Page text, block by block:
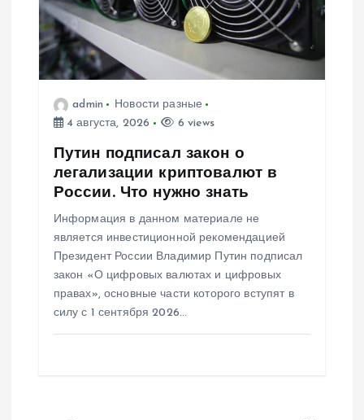
admin
Новости разные
4 августа, 2026
6 views
Путин подписал закон о
легализации криптовалют в
России. Что нужно знать
Информация в данном материале не
является инвестиционной рекомендацией
Президент России Владимир Путин подписал
закон «О цифровых валютах и цифровых
правах», основные части которого вступят в
силу с 1 сентября 2026…